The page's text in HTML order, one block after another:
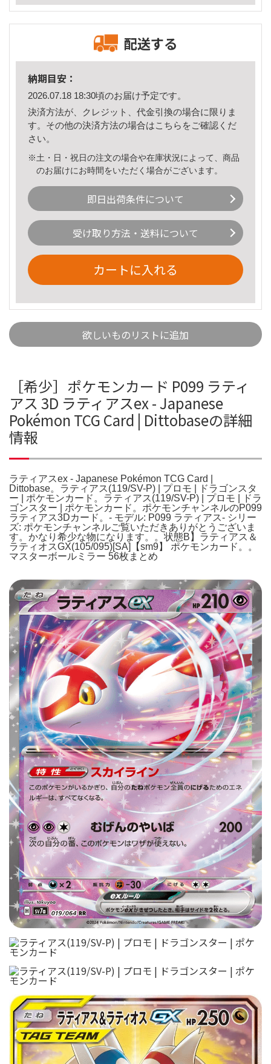
配送する
納期目安：
2026.07.18 18:30頃のお届け予定です。
決済方法が、クレジット、代金引換の場合に限りま
す。その他の決済方法の場合はこちら をご確認くだ
さい。
※土・日・祝日の注文の場合や在庫状況によって、商品
のお届けにお時間をいただく場合がございます。
即日出荷条件について
受け取り方法・送料について
カートに入れる
欲しいものリストに追加
［希少］ポケモンカード P099 ラティ
アス 3D ラティアスex - Japanese
Pokémon TCG Card | Dittobaseの詳細
情報
ラティアスex - Japanese Pokémon TCG Card |
Dittobase。ラティアス(119/SV-P) | プロモ | ドラゴンスタ
ー | ポケモンカード。ラティアス(119/SV-P) | プロモ | ドラ
ゴンスター | ポケモンカード。ポケモンチャンネルのP099
ラティアス3Dカード。- モデル: P099 ラティアス- シリー
ズ: ポケモンチャンネルご覧いただきありがとうございま
す。かなり希少な物になります。。状態B】ラティアス＆
ラティオスGX(105/095)[SA]【sm9】 ポケモンカード。。
マスターボールミラー 56枚まとめ